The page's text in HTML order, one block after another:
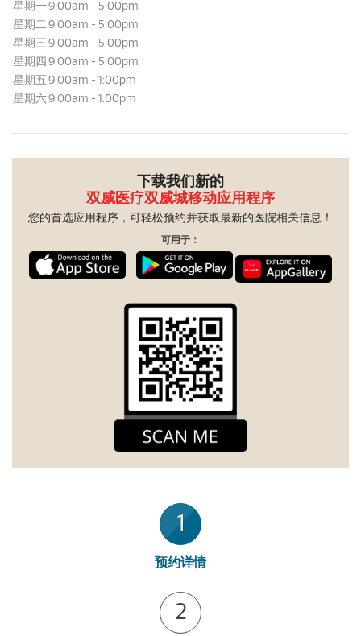
星期一 9:00am - 5:00pm
星期二 9:00am - 5:00pm
星期三 9:00am - 5:00pm
星期四 9:00am - 5:00pm
星期五 9:00am - 1:00pm
星期六9:00am - 1:00pm
下载我们新的
双威医疗双威城移动应用程序
您的首选应用程序，可轻松预约并获取最新的医院相关信息！
可用于：
1
预约详情
2